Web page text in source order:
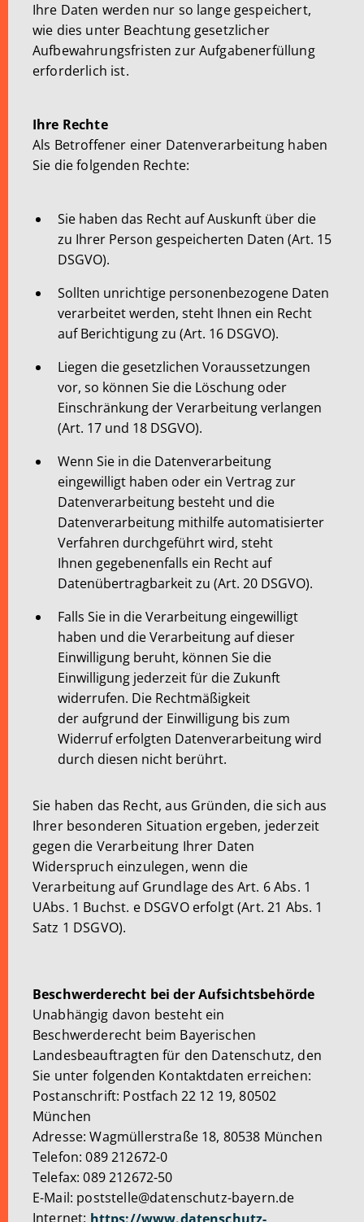
Ihre Daten werden nur so lange gespeichert,
wie dies unter Beachtung gesetzlicher
Aufbewahrungsfristen zur Aufgabenerfüllung
erforderlich ist.
Ihre Rechte
Als Betroffener einer Datenverarbeitung haben
Sie die folgenden Rechte:
Sie haben das Recht auf Auskunft über die
zu Ihrer Person gespeicherten Daten (Art. 15
DSGVO).
Sollten unrichtige personenbezogene Daten
verarbeitet werden, steht Ihnen ein Recht
auf Berichtigung zu (Art. 16 DSGVO).
Liegen die gesetzlichen Voraussetzungen
vor, so können Sie die Löschung oder
Einschränkung der Verarbeitung verlangen
(Art. 17 und 18 DSGVO).
Wenn Sie in die Datenverarbeitung
eingewilligt haben oder ein Vertrag zur
Datenverarbeitung besteht und die
Datenverarbeitung mithilfe automatisierter
Verfahren durchgeführt wird, steht
Ihnen gegebenenfalls ein Recht auf
Datenübertragbarkeit zu (Art. 20 DSGVO).
Falls Sie in die Verarbeitung eingewilligt
haben und die Verarbeitung auf dieser
Einwilligung beruht, können Sie die
Einwilligung jederzeit für die Zukunft
widerrufen. Die Rechtmäßigkeit
der aufgrund der Einwilligung bis zum
Widerruf erfolgten Datenverarbeitung wird
durch diesen nicht berührt.
Sie haben das Recht, aus Gründen, die sich aus
Ihrer besonderen Situation ergeben, jederzeit
gegen die Verarbeitung Ihrer Daten
Widerspruch einzulegen, wenn die
Verarbeitung auf Grundlage des Art. 6 Abs. 1
UAbs. 1 Buchst. e DSGVO erfolgt (Art. 21 Abs. 1
Satz 1 DSGVO).
Beschwerderecht bei der Aufsichtsbehörde
Unabhängig davon besteht ein
Beschwerderecht beim Bayerischen
Landesbeauftragten für den Datenschutz, den
Sie unter folgenden Kontaktdaten erreichen:
Postanschrift: Postfach 22 12 19, 80502
München
Adresse: Wagmüllerstraße 18, 80538 München
Telefon: 089 212672-0
Telefax: 089 212672-50
E-Mail: poststelle@datenschutz-bayern.de
Internet: